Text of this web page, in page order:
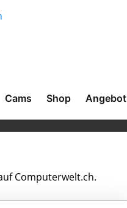
Cams Shop Angebot
Computerwelt.ch.